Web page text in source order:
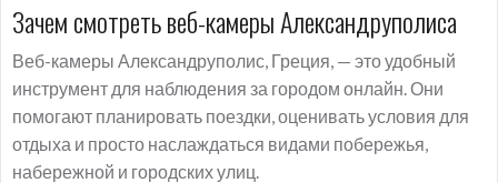
Зачем смотреть веб-камеры Александруполиса
Веб-камеры Александруполис, Греция, — это удобный
инструмент для наблюдения за городом онлайн. Они
помогают планировать поездки, оценивать условия для
отдыха и просто наслаждаться видами побережья,
набережной и городских улиц.